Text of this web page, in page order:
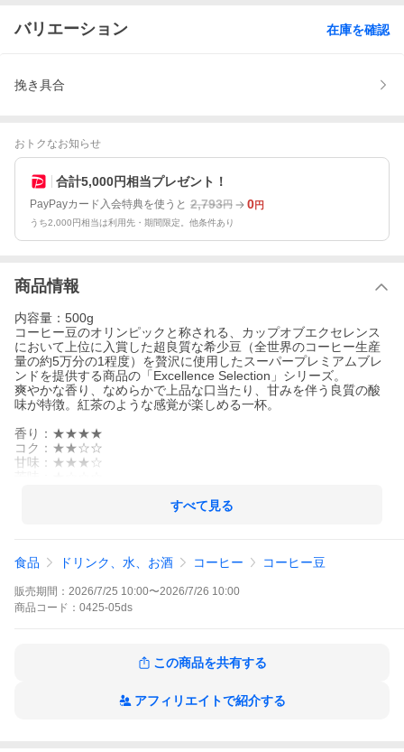
バリエーション 在庫を確認
挽き具合
おトクなお知らせ
合計5,000円相当プレゼント！
PayPayカード入会特典を使うと 2,793円 0円
うち2,000円相当は利用先・期間限定。他条件あり
商品情報
内容量：500g
コーヒー豆のオリンピックと称される、カップオブエクセレンス
において上位に入賞した超良質な希少豆（全世界のコーヒー生産
量の約5万分の1程度）を贅沢に使用したスーパープレミアムブレ
ンドを提供する商品の「Excellence Selection」シリーズ。
爽やかな香り、なめらかで上品な口当たり、甘みを伴う良質の酸
味が特徴。紅茶のような感覚が楽しめる一杯。
香り：★★★★
コク：★★☆☆
甘味：★★★☆
※北海道・沖縄・一部離島は別途450円（税込）頂戴致します。
下さい。
※代金引換は330円（税込）の手数料がかかります。
すべて見る
食品 ドリンク、水、お酒 コーヒー コーヒー豆
販売期間： 2026/7/25 10:00〜2026/7/26 10:00
商品 コード： 0425-05ds
この商品を共有する
アフィリエイトで紹介する